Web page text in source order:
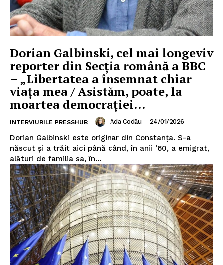
Dorian Galbinski, cel mai longeviv
reporter din Secţia română a BBC
– „Libertatea a însemnat chiar
viața mea / Asistăm, poate, la
moartea democrației...
INTERVIURILE PRESSHUB Ada Codău - 24/01/2026
Dorian Galbinski este originar din Constanţa. S-a
născut şi a trăit aici până când, în anii ’60, a emigrat,
alături de familia sa, în...